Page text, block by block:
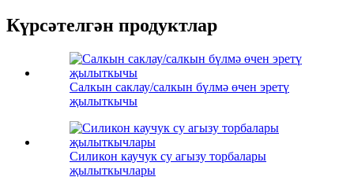
Күрсәтелгән продуктлар
Салкын саклау/салкын бүлмә өчен эретү
җылыткычы
Силикон каучук су агызу торбалары
җылыткычлары